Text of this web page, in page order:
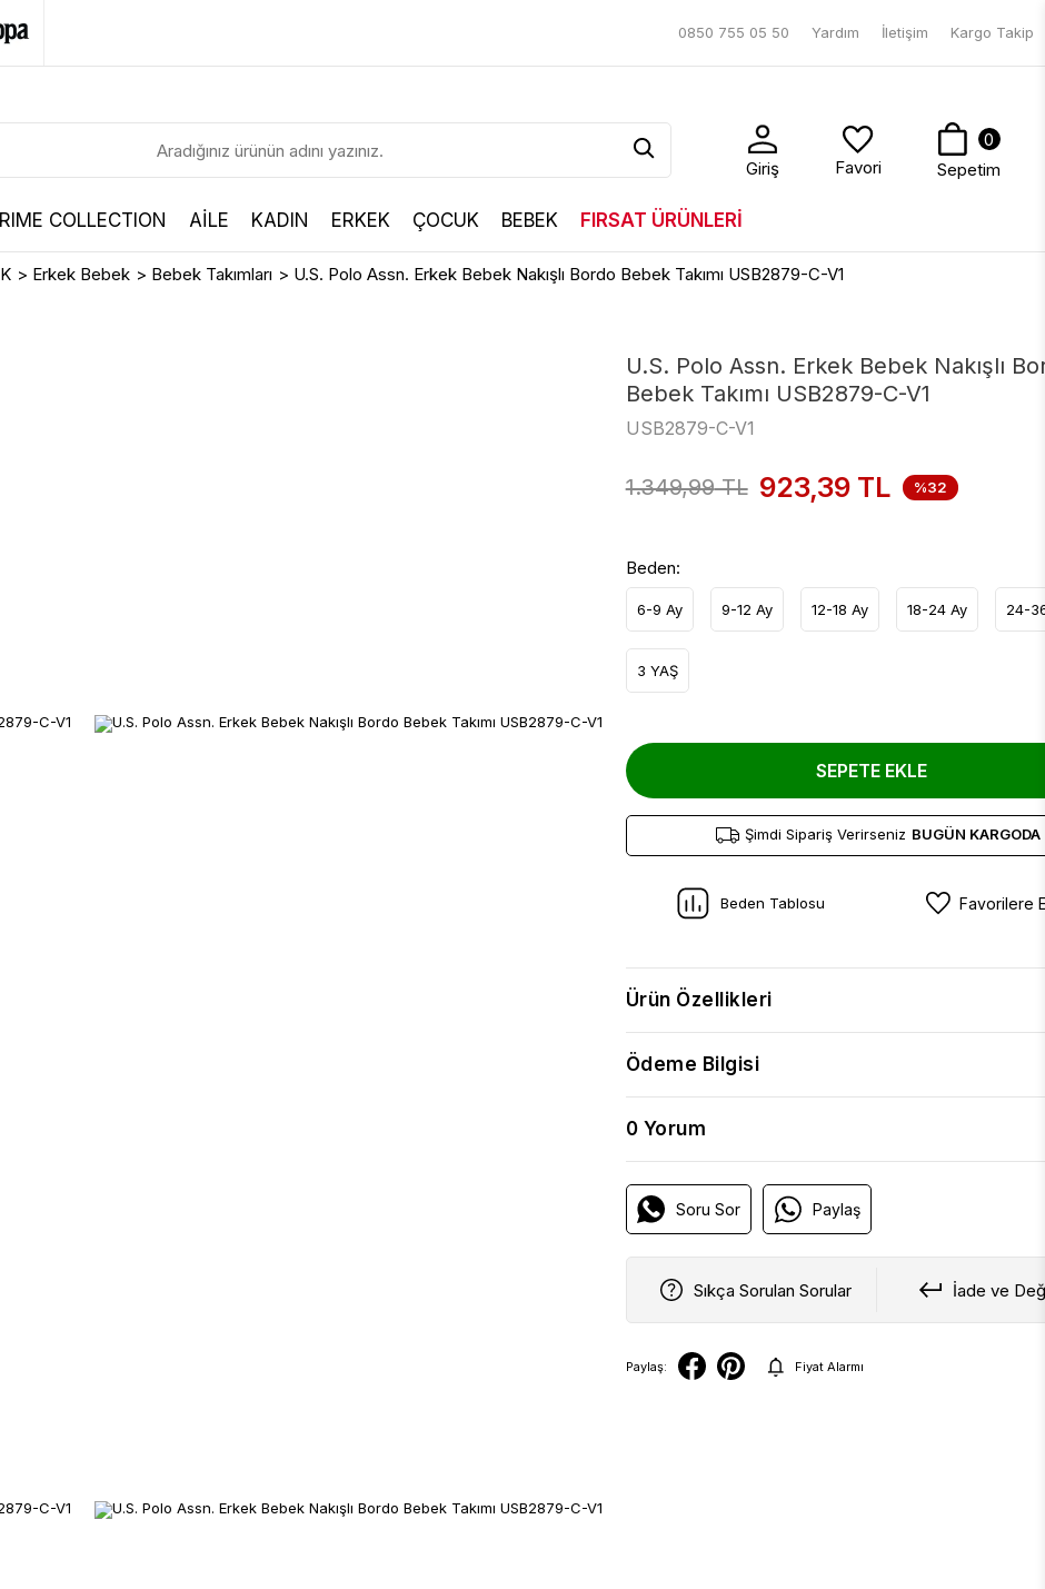
0850 755 05 50 Yardım İletişim Kargo Takip
Giriş Favori
0
Sepetim
COLLECTION AİLE KADIN ERKEK ÇOCUK BEBEK FIRSAT ÜRÜNLERİ
> Erkek Bebek > Bebek Takımları > U.S. Polo Assn. Erkek Bebek Nakışlı Bordo Bebek Takımı USB2879-C-V1
U.S. Polo Assn. Erkek Bebek Nakışlı
Bebek Takımı USB2879-C-V1
USB2879-C-V1
1.349,99TL 923,39TL %32
Beden:
6-9 Ay 9-12 Ay 12-18 Ay 18-24 Ay 24-
3 YAŞ
SEPETE EKLE
Şimdi Sipariş Verirseniz BUGÜN KARGODA
Beden Tablosu Favorilere
Ürün Özellikleri
Ödeme Bilgisi
0 Yorum
Soru Sor Paylaş
Sıkça Sorulan Sorular İade ve
Paylaş: Fiyat Alarmı